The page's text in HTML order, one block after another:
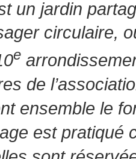
un jardin
circulaire,
e
de
ensemble le
est pratiqué